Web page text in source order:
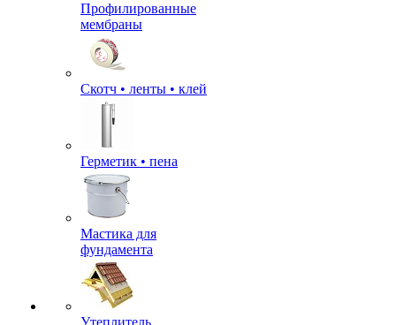
Профилированные
мембраны
Скотч • ленты • клей
Герметик • пена
Мастика для
фундамента
Утеплитель